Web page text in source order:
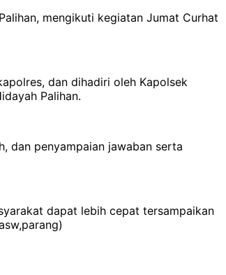
mengikuti kegiatan Jumat Curhat
dan dihadiri oleh Kapolsek
Palihan.
dan penyampaian jawaban serta
dapat lebih cepat tersampaikan